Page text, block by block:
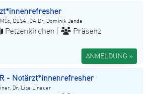
DESA, OA Dr. Dominik Janda
Petzenkirchen |
Präsenz
ANMELDUNG »
- Notärzt*innenrefresher
Dr. Lisa Linauer